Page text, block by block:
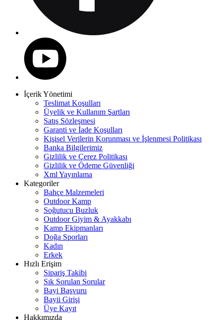
İçerik Yönetimi
Teslimat Koşulları
Üyelik ve Kullanım Şartları
Satış Sözleşmesi
Garanti ve İade Koşulları
Kişisel Verilerin Korunması ve İşlenmesi Politikası
Banka Bilgilerimiz
Gizlilik ve Çerez Politikası
Gizlilik ve Ödeme Güvenliği
Xml Yayınlama
Kategoriler
Bahçe Malzemeleri
Outdoor Kamp
Soğutucu Buzluk
Outdoor Giyim & Ayakkabı
Kamp Ekipmanları
Doğa Sporları
Kadın
Erkek
Hızlı Erişim
Sipariş Takibi
Sık Sorulan Sorular
Bayi Başvuru
Bayii Girişi
Üye Kayıt
Hakkımızda